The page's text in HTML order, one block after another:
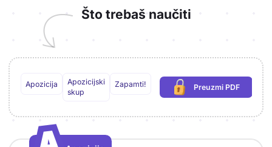
Što trebaš naučiti
Apozicija
Apozicijski
skup
Zapamti! Preuzmi PDF
(potrebna prijava)